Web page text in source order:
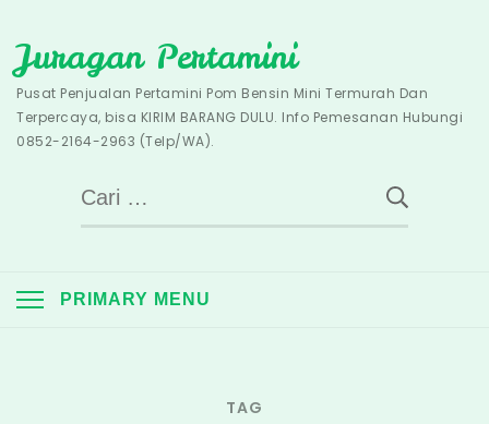
to
content
Juragan Pertamini
Pusat Penjualan Pertamini Pom Bensin Mini Termurah Dan
Terpercaya, bisa KIRIM BARANG DULU. Info Pemesanan Hubungi
0852-2164-2963 (Telp/WA).
Cari
untuk:
PRIMARY MENU
TAG